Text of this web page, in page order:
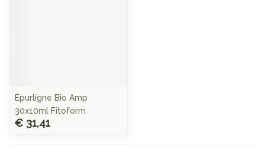
Epurligne Bio Amp
30x10ml Fitoform
€ 31,41